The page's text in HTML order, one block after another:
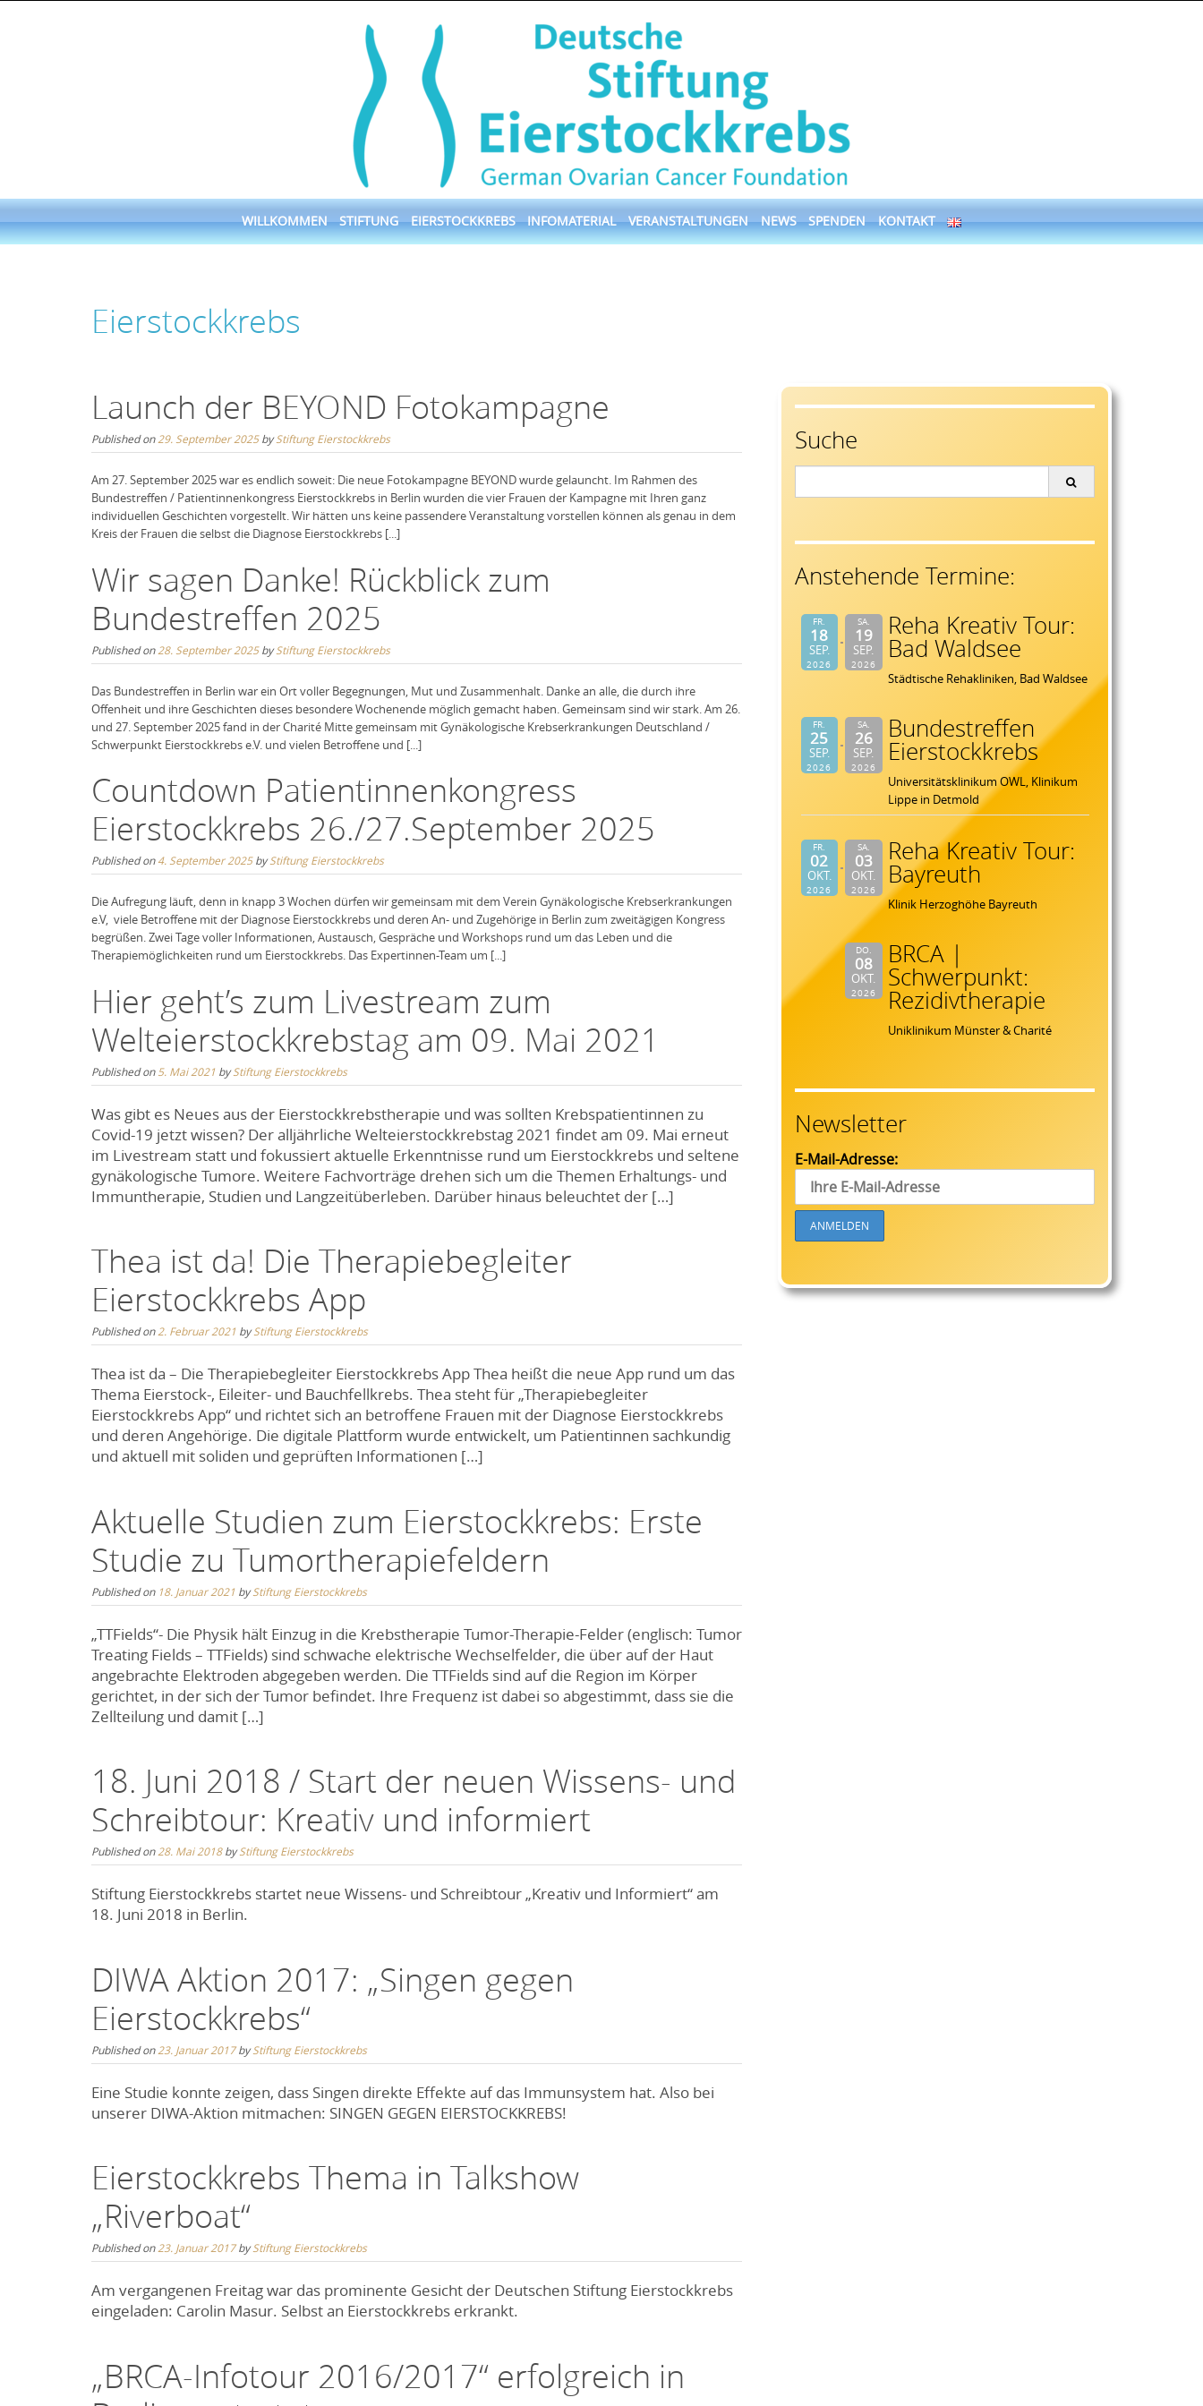
Skip
to
WILLKOMMEN STIFTUNG EIERSTOCKKREBS INFOMATERIAL VERANSTALTUNGEN NEWS SPENDEN KONTAKT
Eierstockkrebs
Launch der BEYOND Fotokampagne
Published on29. September 2025byStiftung Eierstockkrebs
Am 27. September 2025 war es endlich soweit: Die neue Fotokampagne BEYOND wurde gelauncht. Im Rahmen des
Bundestreffen / Patientinnenkongress Eierstockkrebs in Berlin wurden die vier Frauen der Kampagne mit Ihren ganz
individuellen Geschichten vorgestellt. Wir hätten uns keine passendere Veranstaltung vorstellen können als genau in dem
Kreis der Frauen die selbst die Diagnose Eierstockkrebs [...]
Wir sagen Danke! Rückblick zum
Bundestreffen 2025
Published on28. September 2025byStiftung Eierstockkrebs
Das Bundestreffen in Berlin war ein Ort voller Begegnungen, Mut und Zusammenhalt. Danke an alle, die durch ihre
Offenheit und ihre Geschichten dieses besondere Wochenende möglich gemacht haben. Gemeinsam sind wir stark. Am 26.
und 27. September 2025 fand in der Charité Mitte gemeinsam mit Gynäkologische Krebserkrankungen Deutschland /
Schwerpunkt Eierstockkrebs e.V. und vielen Betroffene und [...]
Countdown Patientinnenkongress
Eierstockkrebs 26./27.September 2025
Published on4. September 2025byStiftung Eierstockkrebs
Die Aufregung läuft, denn in knapp 3 Wochen dürfen wir gemeinsam mit dem Verein Gynäkologische Krebserkrankungen
e.V, viele Betroffene mit der Diagnose Eierstockkrebs und deren An- und Zugehörige in Berlin zum zweitägigen Kongress
begrüßen. Zwei Tage voller Informationen, Austausch, Gespräche und Workshops rund um das Leben und die
Therapiemöglichkeiten rund um Eierstockkrebs. Das Expertinnen-Team um [...]
Hier geht’s zum Livestream zum
Welteierstockkrebstag am 09. Mai 2021
Published on 5. Mai 2021 byStiftung Eierstockkrebs
Was gibt es Neues aus der Eierstockkrebstherapie und was sollten Krebspatientinnen zu
Covid-19 jetzt wissen? Der alljährliche Welteierstockkrebstag 2021 findet am 09. Mai erneut
im Livestream statt und fokussiert aktuelle Erkenntnisse rund um Eierstockkrebs und seltene
gynäkologische Tumore. Weitere Fachvorträge drehen sich um die Themen Erhaltungs- und
Immuntherapie, Studien und Langzeitüberleben. Darüber hinaus beleuchtet der […]
Thea ist da! Die Therapiebegleiter
Eierstockkrebs App
Published on2. Februar 2021 byStiftung Eierstockkrebs
Thea ist da – Die Therapiebegleiter Eierstockkrebs App Thea heißt die neue App rund um das
Thema Eierstock-, Eileiter- und Bauchfellkrebs. Thea steht für „Therapiebegleiter
Eierstockkrebs App“ und richtet sich an betroffene Frauen mit der Diagnose Eierstockkrebs
und deren Angehörige. Die digitale Plattform wurde entwickelt, um Patientinnen sachkundig
und aktuell mit soliden und geprüften Informationen […]
Aktuelle Studien zum Eierstockkrebs: Erste
Studie zu Tumortherapiefeldern
Published on 18. Januar 2021 byStiftung Eierstockkrebs
„TTFields“- Die Physik hält Einzug in die Krebstherapie Tumor-Therapie-Felder (englisch: Tumor
Treating Fields – TTFields) sind schwache elektrische Wechselfelder, die über auf der Haut
angebrachte Elektroden abgegeben werden. Die TTFields sind auf die Region im Körper
gerichtet, in der sich der Tumor befindet. Ihre Frequenz ist dabei so abgestimmt, dass sie die
Zellteilung und damit […]
18. Juni 2018 / Start der neuen Wissens- und
Schreibtour: Kreativ und informiert
Published on28. Mai 2018byStiftung Eierstockkrebs
Stiftung Eierstockkrebs startet neue Wissens- und Schreibtour „Kreativ und Informiert“ am
18. Juni 2018 in Berlin.
DIWA Aktion 2017: „Singen gegen
Eierstockkrebs“
Published on23. Januar 2017byStiftung Eierstockkrebs
Eine Studie konnte zeigen, dass Singen direkte Effekte auf das Immunsystem hat. Also bei
unserer DIWA-Aktion mitmachen: SINGEN GEGEN EIERSTOCKKREBS!
Eierstockkrebs Thema in Talkshow
„Riverboat“
Published on23. Januar 2017byStiftung Eierstockkrebs
Am vergangenen Freitag war das prominente Gesicht der Deutschen Stiftung Eierstockkrebs
eingeladen: Carolin Masur. Selbst an Eierstockkrebs erkrankt.
„BRCA-Infotour 2016/2017“ erfolgreich in
Suche
Anstehende Termine:
FR.
18
SEP.
2026
SA.
19
SEP.
2026
Reha Kreativ Tour:
Bad Waldsee
Städtische Rehakliniken, Bad Waldsee
FR.
25
SEP.
2026
SA.
26
SEP.
2026
Bundestreffen
Eierstockkrebs
Universitätsklinikum OWL, Klinikum
Lippe in Detmold
FR.
02
OKT.
2026
SA.
03
OKT.
2026
Reha Kreativ Tour:
Bayreuth
Klinik Herzoghöhe Bayreuth
DO.
08
OKT.
2026
BRCA |
Schwerpunkt:
Rezidivtherapie
Uniklinikum Münster & Charité
Newsletter
E-Mail-Adresse: